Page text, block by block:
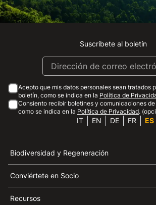
Instagram
Facebook
Linkedin
Youtube
Suscríbete al boletín
Acepto que mis datos personales sean tratados
boletín, como se indica en la Política de
Consiento recibir boletines y comunicaciones
como se indica en la Política de Privacidad.
IT EN DE FR ES
Biodiversidad y Regeneración
Conviértete en Socio
Recursos